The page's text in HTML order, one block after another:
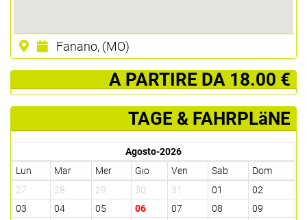
Fanano, (MO)
­ A PARTIRE DA 18.00 €
TAGE & FAHRPLäNE
Agosto-2026
Lun
Mar Mer Gio Ven Sab
Dom
27
28 29 30 31 01
02
03
04 05 06 07 08
09